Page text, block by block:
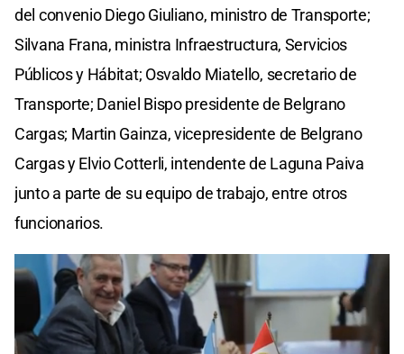
del convenio Diego Giuliano, ministro de Transporte;
Silvana Frana, ministra Infraestructura, Servicios
Públicos y Hábitat; Osvaldo Miatello, secretario de
Transporte; Daniel Bispo presidente de Belgrano
Cargas; Martin Gainza, vicepresidente de Belgrano
Cargas y Elvio Cotterli, intendente de Laguna Paiva
junto a parte de su equipo de trabajo, entre otros
funcionarios.